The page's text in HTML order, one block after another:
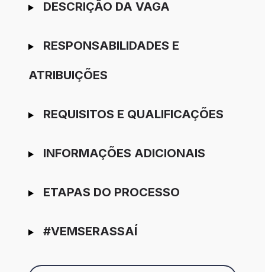
DESCRIÇÃO DA VAGA
RESPONSABILIDADES E
ATRIBUIÇÕES
REQUISITOS E QUALIFICAÇÕES
INFORMAÇÕES ADICIONAIS
ETAPAS DO PROCESSO
#VEMSERASSAÍ